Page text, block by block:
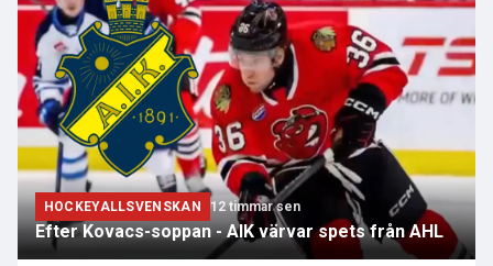
HOCKEYALLSVENSKAN 12 timmar sen
Efter Kovacs-soppan - AIK värvar spets från AHL